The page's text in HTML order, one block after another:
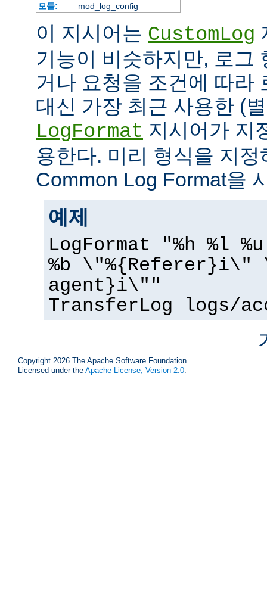
모듈:
mod_log_config
이 지시어는 CustomLog
기능이 비슷하지만, 로그
거나 요청을 조건에 따라
대신 가장 최근 사용한 (
LogFormat 지시어가 지
용한다. 미리 형식을 지
Common Log Format을
예제
LogFormat "%h %l
%b \"%{Referer}i\"
agent}i\""
TransferLog logs/
Copyright 2026 The Apache Software Foundation.
Licensed under the Apache License, Version 2.0